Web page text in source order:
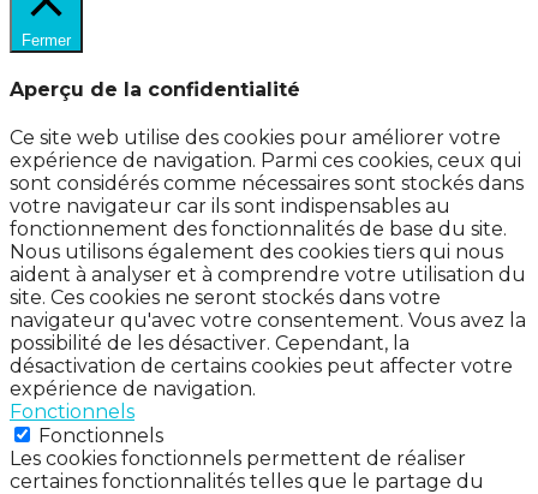
Fermer
Aperçu de la confidentialité
Ce site web utilise des cookies pour améliorer votre
expérience de navigation. Parmi ces cookies, ceux qui
sont considérés comme nécessaires sont stockés dans
votre navigateur car ils sont indispensables au
fonctionnement des fonctionnalités de base du site.
Nous utilisons également des cookies tiers qui nous
aident à analyser et à comprendre votre utilisation du
site. Ces cookies ne seront stockés dans votre
navigateur qu'avec votre consentement. Vous avez la
possibilité de les désactiver. Cependant, la
désactivation de certains cookies peut affecter votre
expérience de navigation.
Fonctionnels
Fonctionnels
Les cookies fonctionnels permettent de réaliser
certaines fonctionnalités telles que le partage du